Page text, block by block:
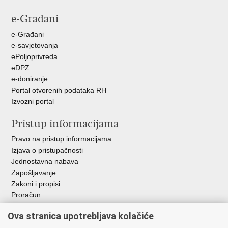
FacebookuTwitteru
e-Građani
e-Građani
e-savjetovanja
ePoljoprivreda
eDPZ
e-doniranje
Portal otvorenih podataka RH
Izvozni portal
Pristup informacijama
Pravo na pristup informacijama
Izjava o pristupačnosti
Jednostavna nabava
Zapošljavanje
Zakoni i propisi
Proračun
RH
Ova stranica upotrebljava kolačiće